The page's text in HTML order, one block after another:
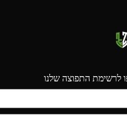
לרשימת התפוצה שלנו